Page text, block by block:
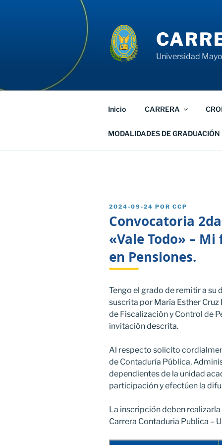
Universidad
Inicio CARRERA
MODALIDADES DE GRADUACIÓN
PUBLICADO
2024-09-24 POR CCP
Convocatoria
«Vale Todo» –
en Pensiones.
Tengo el grado de remitir a su
suscrita por María Esther
de Fiscalización y Control de
invitación descrita.
Al respecto solicito
de Contaduría Pública,
dependientes de la unidad
participación y efectúen la
La inscripción deben
Carrera Contaduria Publica –